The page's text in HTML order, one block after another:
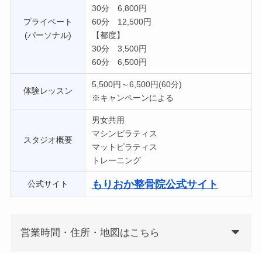
プライベート
(パーソナル)
30分 6,800円
60分 12,500円
【都度】
30分 3,500円
60分 6,500円
体験レッスン
5,500円～6,500円(60分)
※キャンペーンによる
スタジオ概要
男女共用
マシンピラティス
マットピラティス
トレーニング
公式サイト もりおか整骨院公式サイト
営業時間・住所・地図はこちら